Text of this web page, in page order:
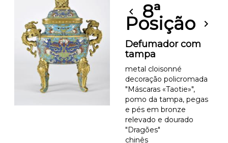
chevron_left 8ª
Posição chevron_right
Defumador com
tampa
metal cloisonné
decoração policromada
"Máscaras «Taotie»",
pomo da tampa, pegas
e pés em bronze
relevado e dourado
"Dragões"
chinês